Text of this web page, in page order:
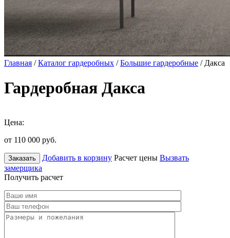
Главная /Каталог гардеробных /Большие гардеробные / Дакса
Гардеробная Дакса
Цена:
от 110 000 руб.
Заказать Добавить в корзину Расчет цены Вызвать
замерщика
Получить расчет